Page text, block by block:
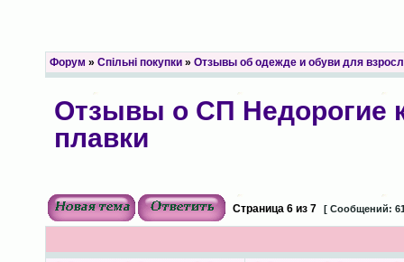
Форум » Спільні покупки» Отзывы об одежде и обуви для
Отзывы о СП Недорогие
плавки
Страница 6из 7 [ Сообщений: